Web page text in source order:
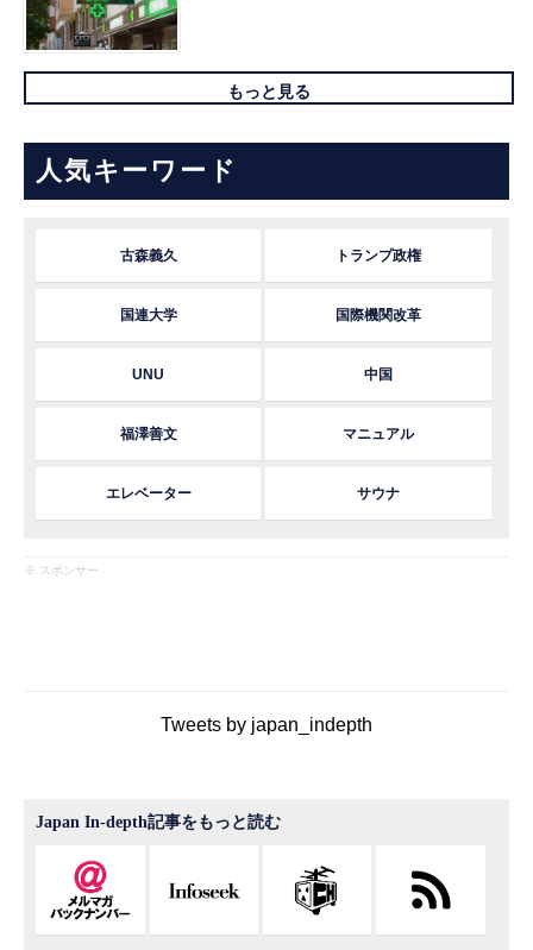
もっと見る
人気キーワード
古森義久 トランプ政権
国連大学 国際機関改革
UNU 中国
福澤善文 マニュアル
エレベーター サウナ
※ スポンサー
Tweets by japan_indepth
Japan In-depth記事をもっと読む